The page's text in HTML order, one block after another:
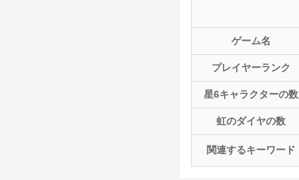
ゲーム名
プレイヤーランク
星6キャラクターの数
虹のダイヤの数
関連するキーワード